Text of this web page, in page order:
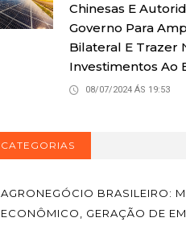
Chinesas E
Governo Para
Bilateral E Trazer
Investimentos Ao
08/07/2024 ÁS 19:53
CATEGORIAS
AGRONEGÓCIO BRASILEIRO:
ECONÔMICO, GERAÇÃO DE